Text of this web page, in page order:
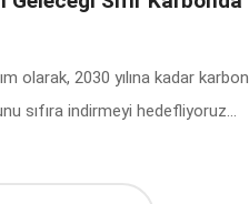
olarak, 2030 yılına kadar karbon
sıfıra indirmeyi hedefliyoruz…